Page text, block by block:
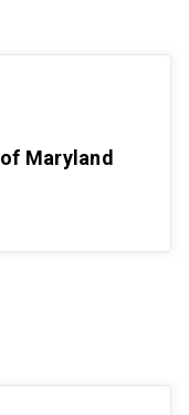
Maryland